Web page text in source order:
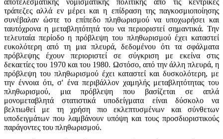
αποτελεσματικής νομισματικής πολιτικής από τις κεντρικές
τράπεζες αλλά εν μέρει και η επίδραση της παγκοσμιοποίησης
συνέβαλαν ώστε το επίπεδο πληθωρισμού να υποχωρήσει και
ταυτόχρονα η μεταβλητότητά του να περιοριστεί σημαντικά. Την
τελευταία περίοδο η πρόβλεψη του πληθωρισμού έχει καταστεί
ευκολότερη από τη μια πλευρά, δεδομένου ότι τα σφάλματα
πρόβλεψης έχουν περιοριστεί σε σύγκριση με εκείνα στις
δεκαετίες του 1970 και του 1980. Ωστόσο, από την άλλη πλευρά, η
πρόβλεψη του πληθωρισμού έχει καταστεί και δυσκολότερη, με
την έννοια ότι, σ' ένα περιβάλλον χαμηλής μεταβλητότητας του
πληθωρισμού, μια πρόβλεψη που βασίζεται σε απλά
μονομεταβλητά στατιστικά υποδείγματα είναι δύσκολο να
βελτιωθεί με τη χρήση πιο εκλεπτυσμένων και σύνθετων
υποδειγμάτων που λαμβάνουν υπόψη και τους προσδιοριστικούς
παράγοντες του πληθωρισμού.